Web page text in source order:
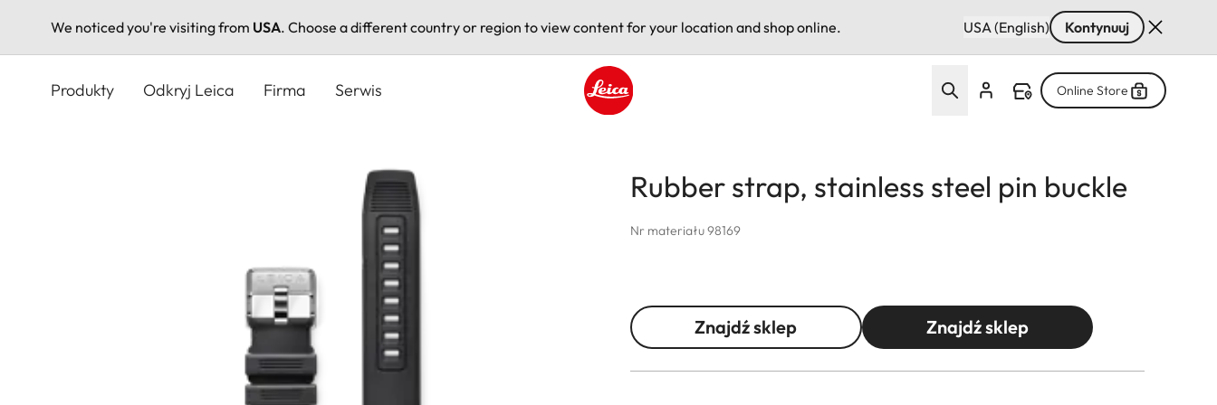
We noticed you're visiting from USA. Choose a different country or region to view content for your location and shop online. USA (English) Kontynuuj
Produkty Odkryj Leica Firma Serwis Online Store
Rubber strap, stainless steel pin buckle
Nr materiału 98169
Znajdź sklep Znajdź sklep